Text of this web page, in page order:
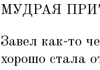
МУДРАЯ
Завел как-то
хорошо стала